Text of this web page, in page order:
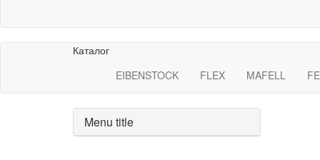
Каталог
EIBENSTOCK
FLEX MAFELL
Menu title